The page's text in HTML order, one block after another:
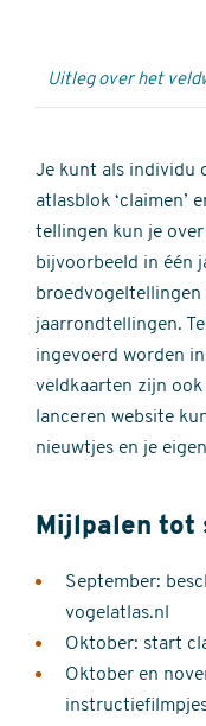
Uitleg over het
Je kunt als individu
atlasblok ‘claimen’
tellingen kun je
bijvoorbeeld in één
broedvogeltellingen
jaarrondtellingen.
ingevoerd worden
veldkaarten zijn
lanceren website
nieuwtjes en je
Mijlpalen tot
September:
vogelatlas.nl
Oktober: start
Oktober en